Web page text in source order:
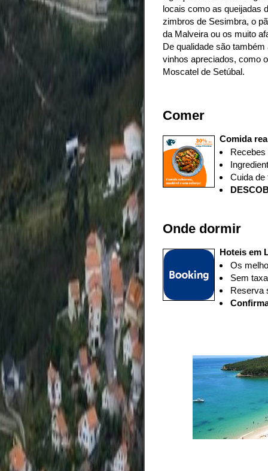
locais como as queijadas
zimbros de Sesimbra, o
da Malveira ou os muito
De qualidade são
vinhos apreciados, como
Moscatel de Setúbal.
Comer
Comida
Cuida de
D
Onde dormir
Hoteis em
Os
Sem
Reserva